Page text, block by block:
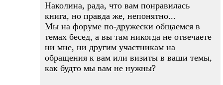
Наколина, рада, что вам понравилась
книга, но правда же, непонятно...
Мы на форуме по-дружески общаемся в
темах бесед, а вы там никогда не отвечаете
ни мне, ни другим участникам на
обращения к вам или визиты в ваши темы,
как будто мы вам не нужны?